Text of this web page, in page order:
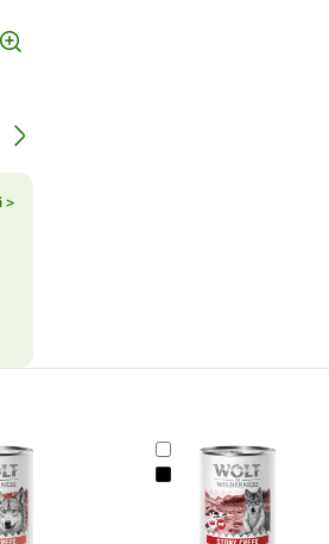
>
"Expedition" Adult Stony Creek 1
Wolf of Wilderness